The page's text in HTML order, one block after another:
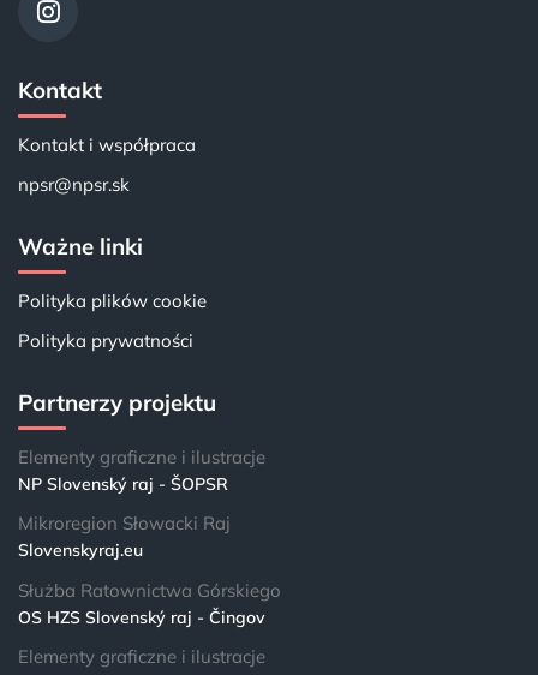
Kontakt
Kontakt i współpraca
npsr@npsr.sk
Ważne linki
Polityka plików cookie
Polityka prywatności
Partnerzy projektu
Elementy graficzne i ilustracje
NP Slovenský raj - ŠOPSR
Mikroregion Słowacki Raj
Slovenskyraj.eu
Służba Ratownictwa Górskiego
OS HZS Slovenský raj - Čingov
Elementy graficzne i ilustracje